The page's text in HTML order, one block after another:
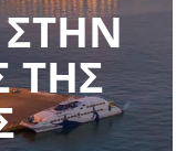
ΤΗΣ